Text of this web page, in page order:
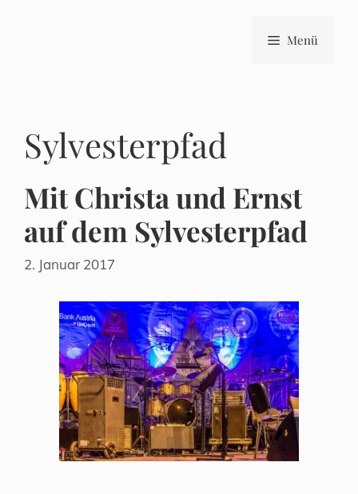
Menü
Sylvesterpfad
Mit Christa und Ernst
auf dem Sylvesterpfad
2. Januar 2017